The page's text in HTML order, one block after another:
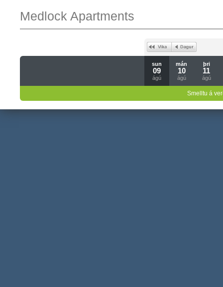
Medlock Apartments
sun
09
ágú
mán
10
ágú
þri
11
ágú
Smelltu á